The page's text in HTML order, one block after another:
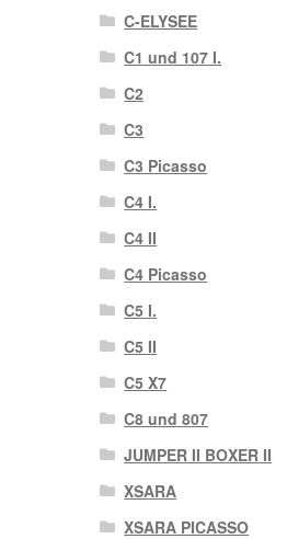
C-ELYSEE
C1 und 107 I.
C2
C3
C3 Picasso
C4 I.
C4 II
C4 Picasso
C5 I.
C5 II
C5 X7
C8 und 807
JUMPER II BOXER II
XSARA
XSARA PICASSO